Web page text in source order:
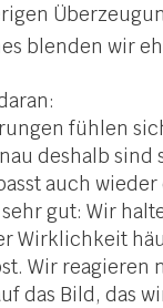
blenden wir
fühlen
deshalb sind
auch wieder
gut: Wir
Wirklichkeit
Wir reagieren
das Bild, das